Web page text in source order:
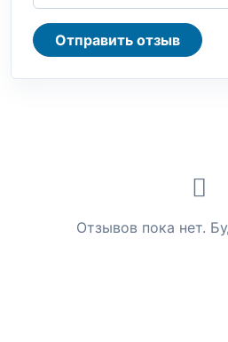
Отправить отзыв
Отзывов пока нет.